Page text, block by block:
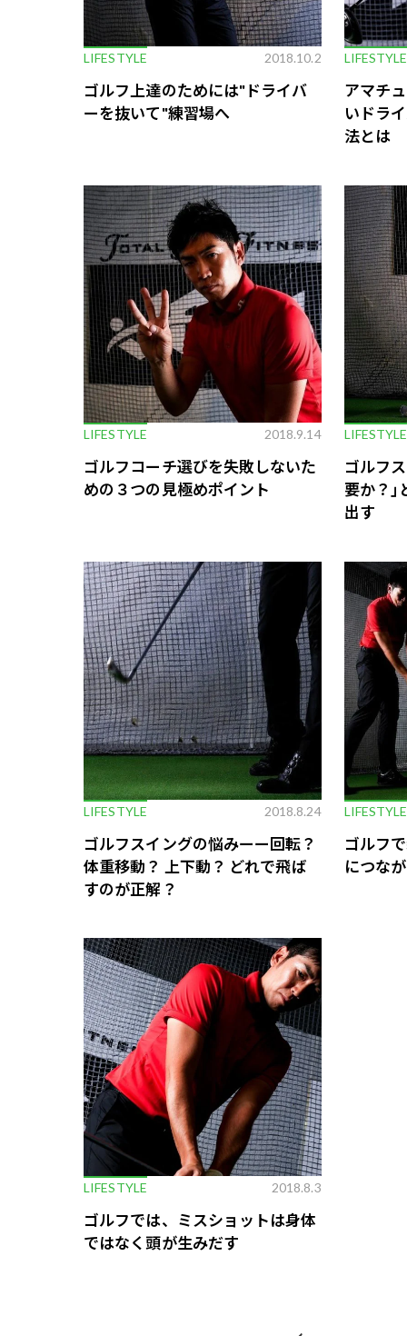
LIFESTYLE 2018.10.2
ゴルフ上達のためには"ドライバ
ーを抜いて"練習場へ
LIFESTYLE
アマチ
いドラ
法とは
LIFESTYLE 2018.9.14
ゴルフコーチ選びを失敗しないた
めの３つの見極めポイント
LIFESTYLE
ゴルフ
要か？｣
出す
LIFESTYLE 2018.8.24
ゴルフスイングの悩みーー回転？
体重移動？ 上下動？ どれで飛ば
すのが正解？
LIFESTYLE
ゴルフ
につな
LIFESTYLE 2018.8.3
ゴルフでは、ミスショットは身体
ではなく頭が生みだす